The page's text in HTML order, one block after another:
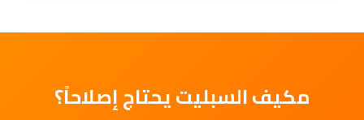
مكيف السبليت يحتاج إصلاحاً؟